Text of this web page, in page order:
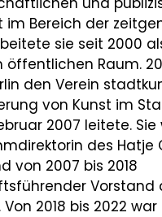
im Bereich der
sie seit 2000
öffentlichen Raum.
den Verein
von Kunst im
2007 leitete. Sie
des Hatje
von 2007 bis 2018
Vorstand
2018 bis 2022